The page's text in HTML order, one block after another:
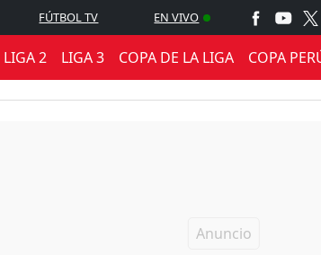
FÚTBOL TV EN VIVO
LIGA 2 LIGA 3 COPA DE LA LIGA COPA